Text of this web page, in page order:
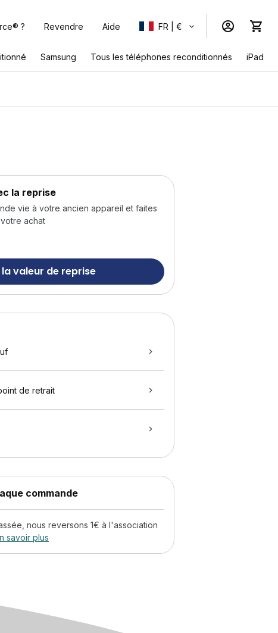
? Revendre Aide FR | €
Samsung Tous les téléphones reconditionnés iPad
la reprise
vie à votre ancien appareil et faites
achat
la valeur de reprise
de retrait
commande
nous reversons 1€ à l'association
savoir plus